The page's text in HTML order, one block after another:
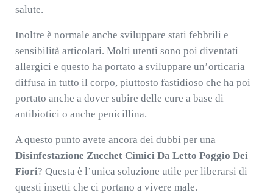
salute.
Inoltre è normale anche sviluppare stati febbrili e
sensibilità articolari. Molti utenti sono poi diventati
allergici e questo ha portato a sviluppare un’orticaria
diffusa in tutto il corpo, piuttosto fastidioso che ha poi
portato anche a dover subire delle cure a base di
antibiotici o anche penicillina.
A questo punto avete ancora dei dubbi per una
Disinfestazione Zucchet Cimici Da Letto Poggio Dei
Fiori? Questa è l’unica soluzione utile per liberarsi di
questi insetti che ci portano a vivere male.